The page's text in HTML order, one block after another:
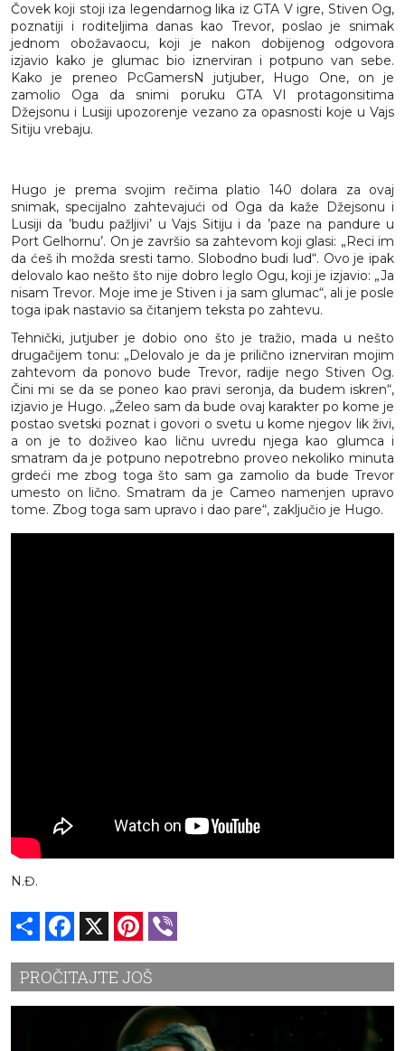
Čovek koji stoji iza legendarnog lika iz GTA V igre, Stiven Og,
poznatiji i roditeljima danas kao Trevor, poslao je snimak
jednom obožavaocu, koji je nakon dobijenog odgovora
izjavio kako je glumac bio iznerviran i potpuno van sebe.
Kako je preneo PcGamersN jutjuber, Hugo One, on je
zamolio Oga da snimi poruku GTA VI protagonsitima
Džejsonu i Lusiji upozorenje vezano za opasnosti koje u Vajs
Sitiju vrebaju.
Hugo je prema svojim rečima platio 140 dolara za ovaj
snimak, specijalno zahtevajući od Oga da kaže Džejsonu i
Lusiji da ’budu pažljivi’ u Vajs Sitiju i da ’paze na pandure u
Port Gelhornu’. On je završio sa zahtevom koji glasi: „Reci im
da ćeš ih možda sresti tamo. Slobodno budi lud“. Ovo je ipak
delovalo kao nešto što nije dobro leglo Ogu, koji je izjavio: „Ja
nisam Trevor. Moje ime je Stiven i ja sam glumac“, ali je posle
toga ipak nastavio sa čitanjem teksta po zahtevu.
Tehnički, jutjuber je dobio ono što je tražio, mada u nešto
drugačijem tonu: „Delovalo je da je prilično iznerviran mojim
zahtevom da ponovo bude Trevor, radije nego Stiven Og.
Čini mi se da se poneo kao pravi seronja, da budem iskren“,
izjavio je Hugo. „Želeo sam da bude ovaj karakter po kome je
postao svetski poznat i govori o svetu u kome njegov lik živi,
a on je to doživeo kao ličnu uvredu njega kao glumca i
smatram da je potpuno nepotrebno proveo nekoliko minuta
grdeći me zbog toga što sam ga zamolio da bude Trevor
umesto on lično. Smatram da je Cameo namenjen upravo
tome. Zbog toga sam upravo i dao pare“, zaključio je Hugo.
N.Đ.
Share Facebook Pinterest
PROČITAJTE JOŠ